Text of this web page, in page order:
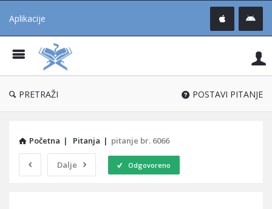
Aplikacije
®
PRETRAŽI POSTAVI PITANJE
Početna | Pitanja | pitanje br. 6066
Dalje Odgovoreno